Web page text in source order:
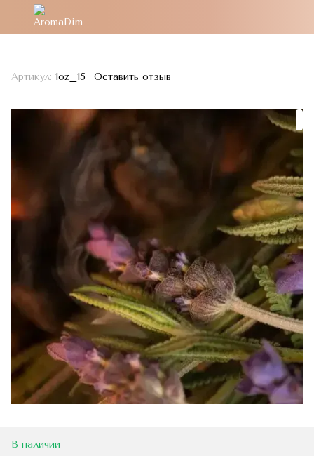
Артикул: 1oz_15 Оставить отзыв
В наличии